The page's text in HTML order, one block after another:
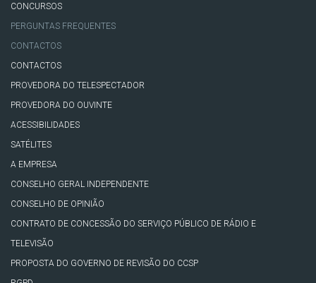
CONCURSOS
PERGUNTAS FREQUENTES
CONTACTOS
CONTACTOS
PROVEDORA DO TELESPECTADOR
PROVEDORA DO OUVINTE
ACESSIBILIDADES
SATÉLITES
A EMPRESA
CONSELHO GERAL INDEPENDENTE
CONSELHO DE OPINIÃO
CONTRATO DE CONCESSÃO DO SERVIÇO PÚBLICO DE RÁDIO E
TELEVISÃO
PROPOSTA DO GOVERNO DE REVISÃO DO CCSP